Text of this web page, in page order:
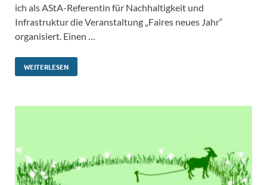
ich als AStA-Referentin für Nachhaltigkeit und
Infrastruktur die Veranstaltung „Faires neues Jahr“
organisiert. Einen …
WEITERLESEN